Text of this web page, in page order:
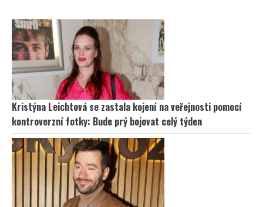
Kristýna Leichtová se zastala kojení na veřejnosti pomocí
kontroverzní fotky: Bude prý bojovat celý týden